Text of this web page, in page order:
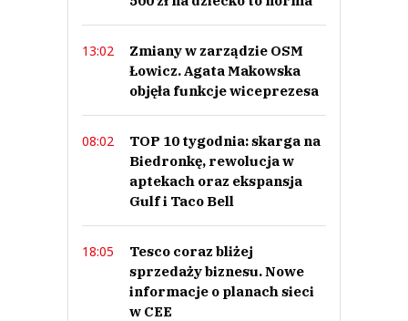
13:02
Zmiany w zarządzie OSM
Łowicz. Agata Makowska
objęła funkcje wiceprezesa
08:02
TOP 10 tygodnia: skarga na
Biedronkę, rewolucja w
aptekach oraz ekspansja
Gulf i Taco Bell
18:05
Tesco coraz bliżej
sprzedaży biznesu. Nowe
informacje o planach sieci
w CEE